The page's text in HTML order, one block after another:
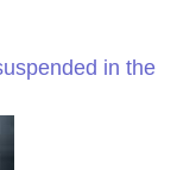
in the